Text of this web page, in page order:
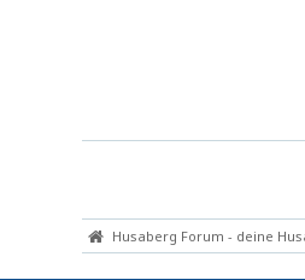
Husaberg Forum - deine